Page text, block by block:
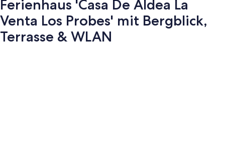
Ferienhaus 'Casa De Aldea La
Venta Los Probes' mit Bergblick,
Terrasse & WLAN